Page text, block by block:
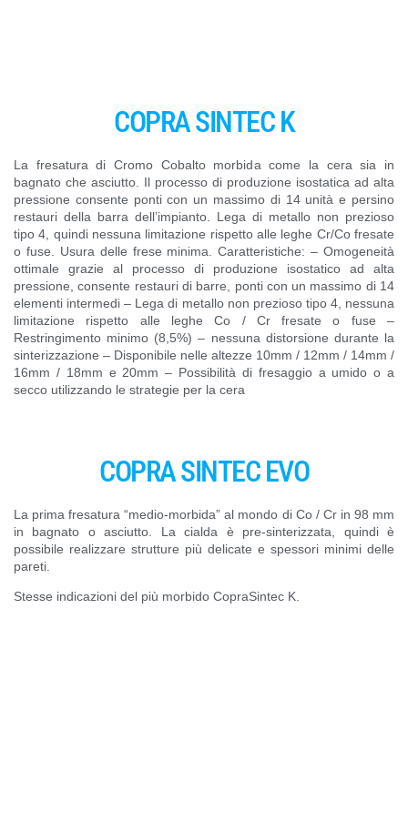
COPRA SINTEC K
La fresatura di Cromo Cobalto morbida come la cera sia in
bagnato che asciutto. Il processo di produzione isostatica ad alta
pressione consente ponti con un massimo di 14 unità e persino
restauri della barra dell’impianto. Lega di metallo non prezioso
tipo 4, quindi nessuna limitazione rispetto alle leghe Cr/Co fresate
o fuse. Usura delle frese minima. Caratteristiche: – Omogeneità
ottimale grazie al processo di produzione isostatico ad alta
pressione, consente restauri di barre, ponti con un massimo di 14
elementi intermedi – Lega di metallo non prezioso tipo 4, nessuna
limitazione rispetto alle leghe Co / Cr fresate o fuse –
Restringimento minimo (8,5%) – nessuna distorsione durante la
sinterizzazione – Disponibile nelle altezze 10mm / 12mm / 14mm /
16mm / 18mm e 20mm – Possibilità di fresaggio a umido o a
secco utilizzando le strategie per la cera
COPRA SINTEC EVO
La prima fresatura “medio-morbida” al mondo di Co / Cr in 98 mm
in bagnato o asciutto. La cialda è pre-sinterizzata, quindi è
possibile realizzare strutture più delicate e spessori minimi delle
pareti.
Stesse indicazioni del più morbido CopraSintec K.